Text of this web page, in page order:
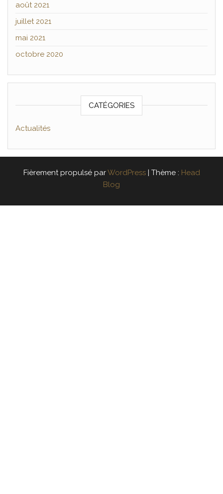
août 2021
juillet 2021
mai 2021
octobre 2020
CATÉGORIES
Actualités
Fièrement propulsé parWordPress Thème : Head
Blog